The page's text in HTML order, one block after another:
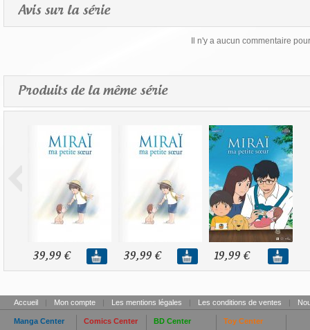
Avis sur la série
Il n'y a aucun commentaire
Produits de la même série
39,99 € 39,99 € 19,99 €
Accueil | Mon compte | Les mentions légales | Les conditions de ventes |
Manga Center
Comics Center
BD Center
Toy Center